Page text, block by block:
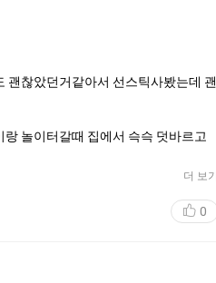
괜찮았던거같아서 선스틱사봤는데 괜
놀이터갈때 집에서 슥슥 덧바르고
더 보기
0